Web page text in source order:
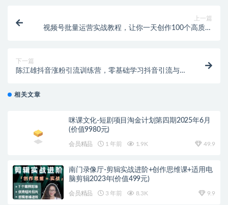
上一篇
视频号批量运营实战教程，让你一天创作100个高质量
下一篇
陈江雄抖音涨粉引流训练营，零基础学习抖音引流与变
相关文章
咪课文化-短剧项目淘金计划第四期2025年6月
(价值9980元)
会员精品 1 年前 1.9K 49.9
南门录像厅-剪辑实战进阶+创作思维课+适用电
脑剪辑2023年(价值499元)
会员精品 3 年前 8.3K 9.9